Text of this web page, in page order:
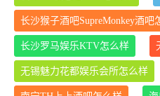
长沙猴子酒吧SupreMonkey酒吧
长沙罗马娱乐KTV怎么样
无锡魅力花都娱乐会所怎么样